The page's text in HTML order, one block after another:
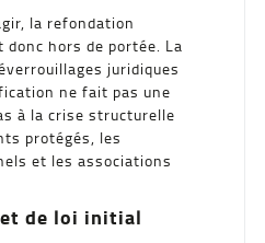
la refondation
hors de portée. La
juridiques
ne fait pas une
à la crise structurelle
protégés, les
et les associations
de loi initial